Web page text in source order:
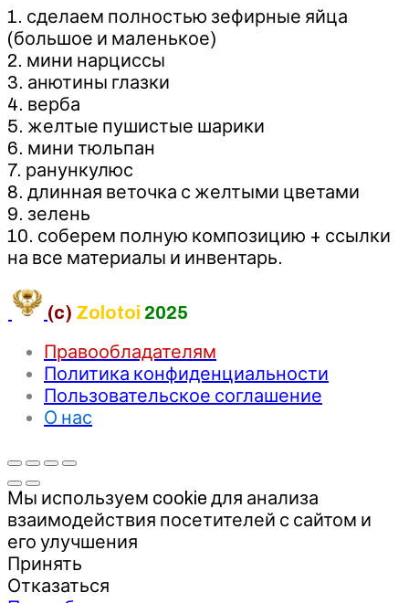
1. сделаем полностью зефирные яйца
(большое и маленькое)
2. мини нарциссы
3. анютины глазки
4. верба
5. желтые пушистые шарики
6. мини тюльпан
7. ранункулюс
8. длинная веточка с желтыми цветами
9. зелень
10. соберем полную композицию + ссылки
на все материалы и инвентарь.
(c) Zolotoi 2025
Правообладателям
Политика конфиденциальности
Пользовательское соглашение
О нас
Мы используем cookie для анализа
взаимодействия посетителей с сайтом и
его улучшения
Принять
Отказаться